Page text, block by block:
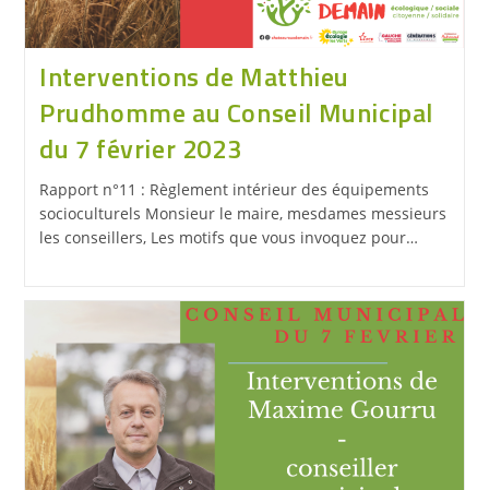
Interventions de Matthieu
Prudhomme au Conseil Municipal
du 7 février 2023
Rapport n°11 : Règlement intérieur des équipements
socioculturels Monsieur le maire, mesdames messieurs
les conseillers, Les motifs que vous invoquez pour…